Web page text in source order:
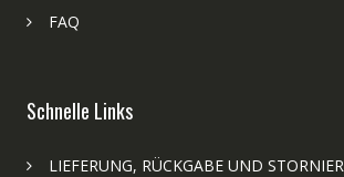
FAQ
Schnelle Links
LIEFERUNG, RÜCKGABE UND